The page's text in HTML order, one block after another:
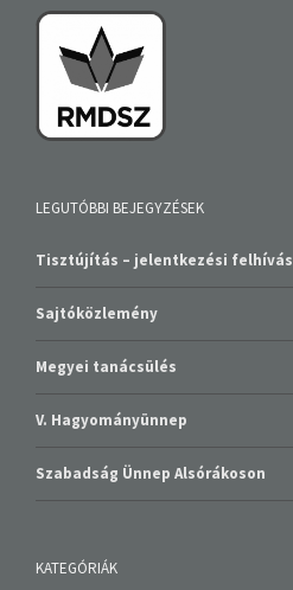
LEGUTÓBBI BEJEGYZÉSEK
Tisztújítás – jelentkezési felhívás
Sajtóközlemény
Megyei tanácsülés
V. Hagyományünnep
Szabadság Ünnep Alsórákoson
KATEGÓRIÁK